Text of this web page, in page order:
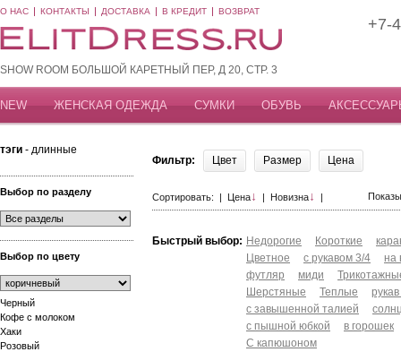
О НАС КОНТАКТЫ ДОСТАВКА В КРЕДИТ ВОЗВРАТ
SHOW ROOM БОЛЬШОЙ КАРЕТНЫЙ ПЕР, Д 20, СТР. 3
+7-
NEW ЖЕНСКАЯ ОДЕЖДА СУМКИ ОБУВЬ
тэги - длинные
Выбор по разделу
Выбор по цвету
Черный
Кофе с молоком
Хаки
Розовый
Фильтр: Цвет Размер Цена
Сортировать: | Цена↓ | Новизна↓ |
Быстрый выбор: Недорогие Короткие
Цветное
с рукавом 3/4
на
футляр
миди
Шерстяные
Теплые
с завышенной талией
с пышной юбкой
в горошек
С капюшоном